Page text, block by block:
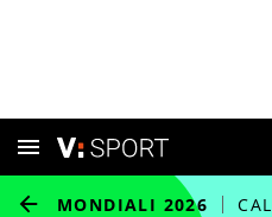
MONDIALI 2026